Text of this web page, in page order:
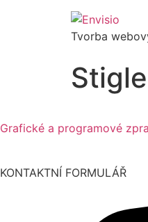
Tvorba
Grafické a programové
KONTAKTNÍ FORMULÁŘ